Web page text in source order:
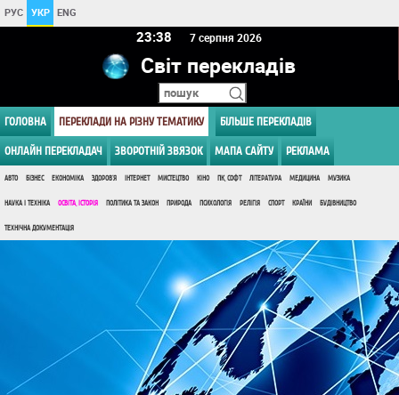
РУС УКР ENG
23 38 7 серпня 2026
Світ перекладів
ГОЛОВНА ПЕРЕКЛАДИ НА РІЗНУ ТЕМАТИКУ БІЛЬШЕ ПЕРЕКЛАДІВ
ОНЛАЙН ПЕРЕКЛАДАЧ ЗВОРОТНІЙ ЗВЯЗОК МАПА САЙТУ РЕКЛАМА
АВТО БІЗНЕС ЕКОНОМІКА ЗДОРОВ'Я ІНТЕРНЕТ МИСТЕЦТВО КІНО ПК, СОФТ ЛІТЕРАТУРА МЕДИЦИНА МУЗИКА
НАУКА І ТЕХНІКА ОСВІТА, ІСТОРІЯ ПОЛІТИКА ТА ЗАКОН ПРИРОДА ПСИХОЛОГІЯ РЕЛІГІЯ СПОРТ КРАЇНИ БУДІВНИЦТВО
ТЕХНІЧНА ДОКУМЕНТАЦІЯ